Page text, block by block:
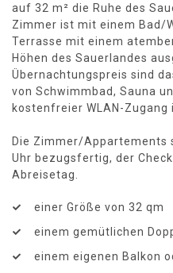
auf 32 m² die Ruhe des
Zimmer ist mit einem Bad/
Terrasse mit einem
Höhen des Sauerlandes
Übernachtungspreis sind
von Schwimmbad, Sauna
kostenfreier WLAN-Zugang
Die Zimmer/Appartements
Uhr bezugsfertig, der
Abreisetag.
einer Größe von 32 qm
einem gemütlichen
einem eigenen Balkon